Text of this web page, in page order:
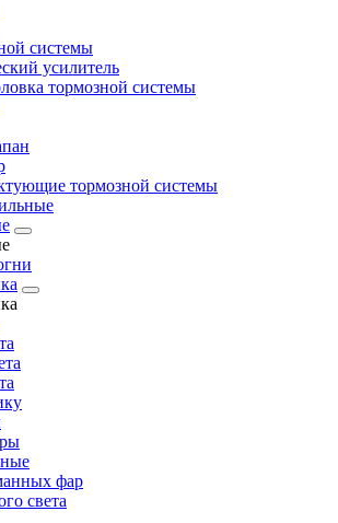
системы
усилитель
тормозной системы
тормозной системы
фар
света